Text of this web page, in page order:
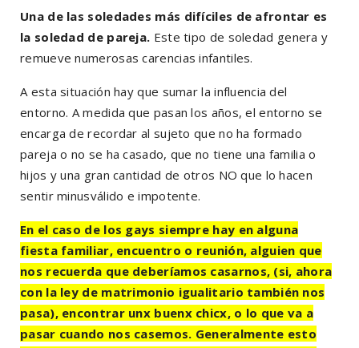
Una de las soledades más difíciles de afrontar es
la soledad de pareja. Este tipo de soledad genera y
remueve numerosas carencias infantiles.
A esta situación hay que sumar la influencia del
entorno. A medida que pasan los años, el entorno se
encarga de recordar al sujeto que no ha formado
pareja o no se ha casado, que no tiene una familia o
hijos y una gran cantidad de otros NO que lo hacen
sentir minusválido e impotente.
En el caso de los gays siempre hay en alguna
fiesta familiar, encuentro o reunión, alguien que
nos recuerda que deberíamos casarnos, (si, ahora
con la ley de matrimonio igualitario también nos
pasa), encontrar unx buenx chicx, o lo que va a
pasar cuando nos casemos. Generalmente esto